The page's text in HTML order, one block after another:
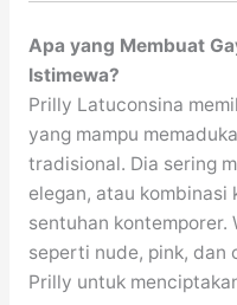
Apa yang Membuat
Istimewa?
Prilly Latuconsina
yang mampu
tradisional. Dia sering
elegan, atau
sentuhan
seperti nude, pink, dan
Prilly untuk